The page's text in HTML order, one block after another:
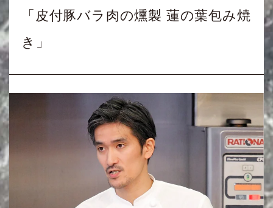
「皮付豚バラ肉の燻製 蓮の葉包み焼
き」